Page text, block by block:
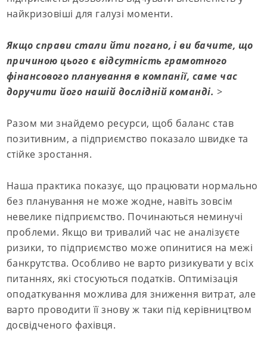
найкризовіші для галузі моменти.
Якщо справи стали йти погано, і ви бачите, що
причиною цього є відсутність грамотного
фінансового планування в компанії, саме час
доручити його нашій дослідній команді. >
Разом ми знайдемо ресурси, щоб баланс став
позитивним, а підприємство показало швидке та
стійке зростання.
Наша практика показує, що працювати нормально
без планування не може жодне, навіть зовсім
невелике підприємство. Починаються неминучі
проблеми. Якщо ви тривалий час не аналізуєте
ризики, то підприємство може опинитися на межі
банкрутства. Особливо не варто ризикувати у всіх
питаннях, які стосуються податків. Оптимізація
оподаткування можлива для зниження витрат, але
варто проводити її знову ж таки під керівництвом
досвідченого фахівця.